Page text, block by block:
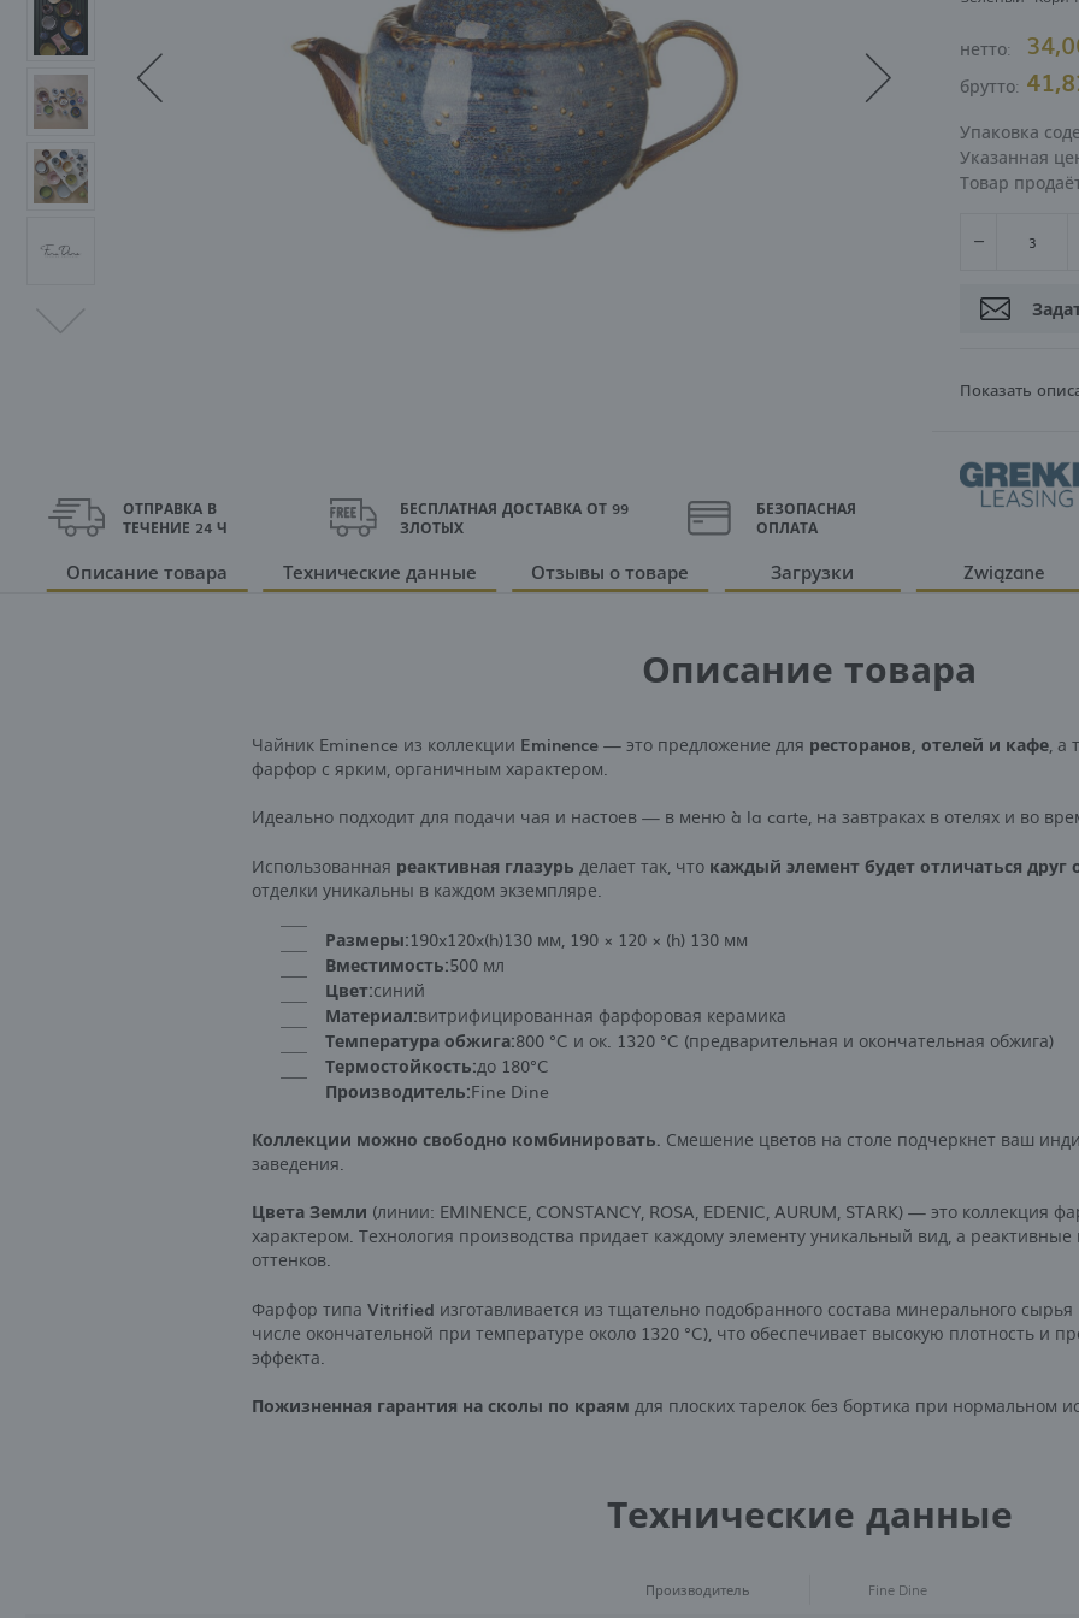
ВОЙТИ
ОТПРАВКА В
ТЕЧЕНИЕ 24 Ч
БЕСПЛАТНАЯ ДОСТАВКА ОТ 99
ЗЛОТЫХ
БЕЗОПАСНАЯ
ОПЛАТА
нетто:
брутто:
Упаковка
Указанная
Товар
Показать
Описание товара Технические данные Отзывы о товаре Загрузки Związane
Описание товара
Чайник Eminence из коллекции Eminence— это предложение для ресторанов, отелей и кафе, а
фарфор с ярким, органичным характером.
Идеально подходит для подачи чая и настоев — в меню à la carte, на завтраках в отелях и во
Использованная реактивная глазурь делает так, что каждый элемент будет отличаться друг
отделки уникальны в каждом экземпляре.
Размеры:190x120x(h)130 мм, 190 × 120 × (h) 130 мм
Вместимость:500 мл
Цвет:синий
Материал:витрифицированная фарфоровая керамика
Температура обжига:800 °C и ок. 1320 °C (предварительная и окончательная обжига)
Термостойкость:до 180°C
Производитель:Fine Dine
Коллекции можно свободно комбинировать. Смешение цветов на столе подчеркнет ваш
заведения.
Цвета Земли (линии: EMINENCE, CONSTANCY, ROSA, EDENIC, AURUM, STARK) — это
характером. Технология производства придает каждому элементу уникальный вид, а
оттенков.
Фарфор типа Vitrified изготавливается из тщательно подобранного состава минерального
числе окончательной при температуре около 1320 °C), что обеспечивает высокую плотность и
эффекта.
Пожизненная гарантия на сколы по краям для плоских тарелок без бортика при нормальном
Технические данные
Производитель Fine Dine